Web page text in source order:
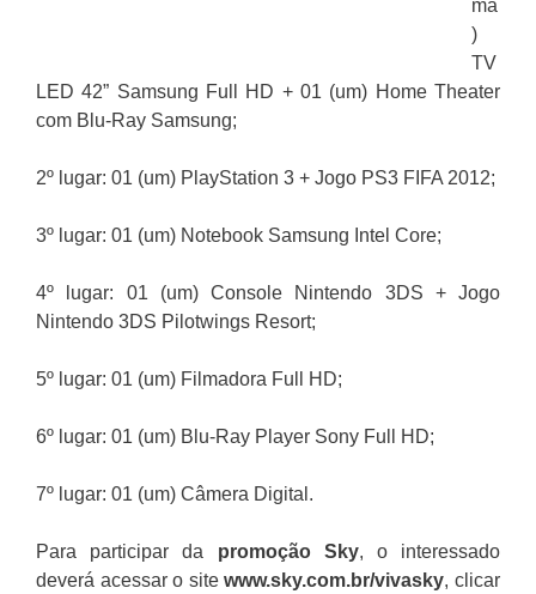
ma
)
TV
LED 42” Samsung Full HD + 01 (um) Home Theater
com Blu-Ray Samsung;
2º lugar: 01 (um) PlayStation 3 + Jogo PS3 FIFA 2012;
3º lugar: 01 (um) Notebook Samsung Intel Core;
4º lugar: 01 (um) Console Nintendo 3DS + Jogo
Nintendo 3DS Pilotwings Resort;
5º lugar: 01 (um) Filmadora Full HD;
6º lugar: 01 (um) Blu-Ray Player Sony Full HD;
7º lugar: 01 (um) Câmera Digital.
Para participar da promoção Sky, o interessado
deverá acessar o sitewww.sky.com.br/vivasky, clicar